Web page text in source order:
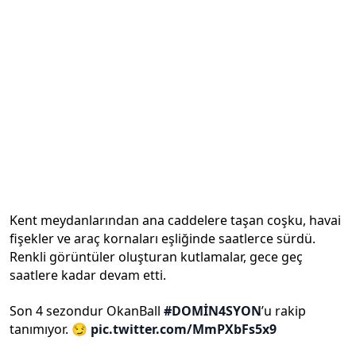
Kent meydanlarından ana caddelere taşan coşku, havai
fişekler ve araç kornaları eşliğinde saatlerce sürdü.
Renkli görüntüler oluşturan kutlamalar, gece geç
saatlere kadar devam etti.
Son 4 sezondur OkanBall #DOMİN4SYON’u rakip
tanımıyor. 😏 pic.twitter.com/MmPXbFs5x9